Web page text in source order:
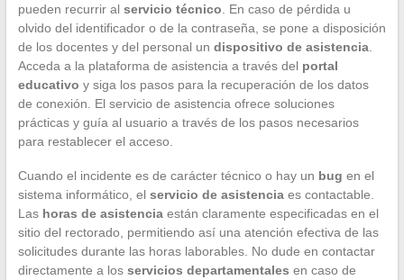
pueden recurrir al servicio técnico . En caso de pérdida u
olvido del identificador o de la contraseña, se pone a disposición
de los docentes y del personal un dispositivo de asistencia.
Acceda a la plataforma de asistencia a través del portal
educativo y siga los pasos para la recuperación de los datos
de conexión. El servicio de asistencia ofrece soluciones
prácticas y guía al usuario a través de los pasos necesarios
para restablecer el acceso.
Cuando el incidente es de carácter técnico o hay un bug en el
sistema informático, el servicio de asistenciaes contactable.
Las horas de asistenciaestán claramente especificadas en el
sitio del rectorado, permitiendo así una atención efectiva de las
solicitudes durante las horas laborables. No dude en contactar
directamente a los servicios departamentales en caso de